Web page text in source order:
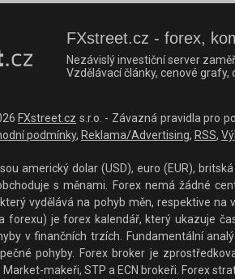
FXstreet.cz - forex,
Nezávislý investiční server
Vzdělávací články, cenové
FXstreet.cz s.r.o. - Závazná pravidla pro
podmínky, Reklama/Advertising, RSS,
americký dolar (USD), euro (EUR),
s měnami. Forex nemá žádné
vydělává na pohyb měn, respektive
forexu) je forex kalendář, který ukazuje
v finančních trzích. Fundamentální
pohyby. Forex broker je
makeři, STP a ECN brokeři. Forex